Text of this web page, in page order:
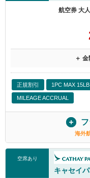
航空券 大
＋
正規割引 1PC MAX
MILEAGE ACCRUAL
海外
空席あり
キャセイ